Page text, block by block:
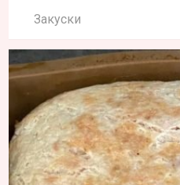
Закуски